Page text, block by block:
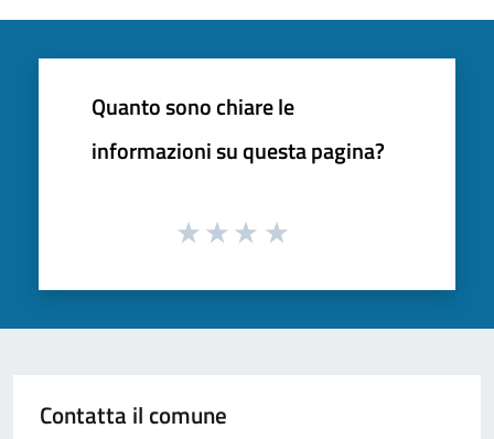
Quanto sono chiare le
informazioni su questa pagina?
Contatta il comune